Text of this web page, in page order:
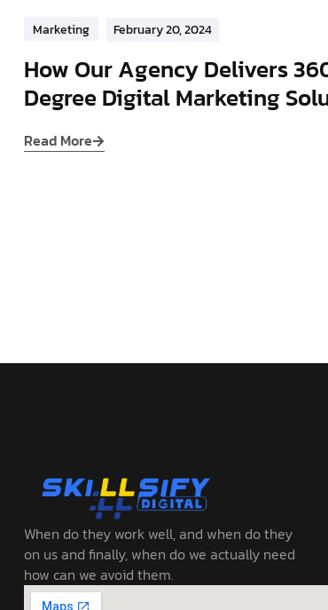
Marketing February 20, 2024
How Our Agency Delivers
Degree Digital Marketing
Read More
When do they work well, and when do they
on us and finally, when do we actually need
how can we avoid them.